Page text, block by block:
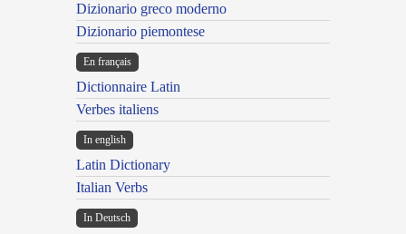
Dizionario greco moderno
Dizionario piemontese
En français
Dictionnaire Latin
Verbes italiens
In english
Latin Dictionary
Italian Verbs
In Deutsch